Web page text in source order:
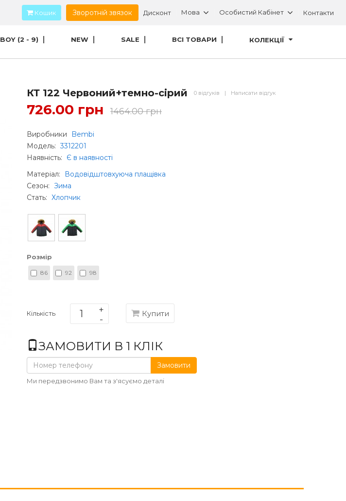
Кошик Зворотній звязок Дисконт Мова Особистий Кабінет Контакти
BOY (2 - 9) NEW SALE ВСІ ТОВАРИ КОЛЕКЦІЇ
КТ 122 Червоний+темно-сірий 0 відгуків | Написати відгук
726.00 грн 1464.00 грн
Виробники
Bembi
Модель: 3312201
Наявність:
Є в наявності
Матеріал:
Водовідштовхуюча плащівка
Сезон: Зима
Стать: Хлопчик
Розмір
86 92 98
Кількість Купити
ЗАМОВИТИ В 1 КЛІК
Замовити
Ми передзвонимо Вам та з'ясуємо деталі